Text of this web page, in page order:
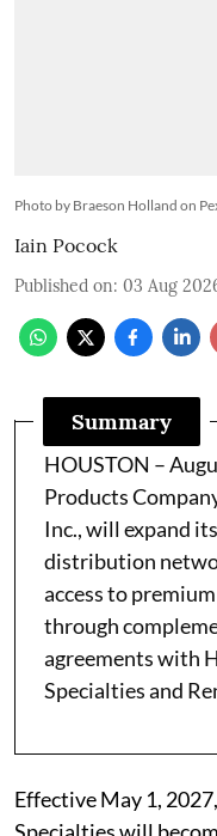
Photo by Braeson Holland on
Iain Pocock
Published on: 03 Aug
Summary
HOUSTON –
Products
Inc., will expand
distribution
access to
through
agreements with
Specialties and
Effective May 1,